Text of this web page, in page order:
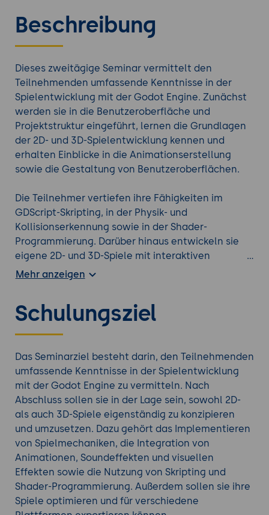
Beschreibung
Dieses zweitägige Seminar vermittelt den
Teilnehmenden umfassende Kenntnisse in der
Spielentwicklung mit der Godot Engine. Zunächst
werden sie in die Benutzeroberfläche und
Projektstruktur eingeführt, lernen die Grundlagen
der 2D- und 3D-Spielentwicklung kennen und
erhalten Einblicke in die Animationserstellung
sowie die Gestaltung von Benutzeroberflächen.
Die Teilnehmer vertiefen ihre Fähigkeiten im
GDScript-Skripting, in der Physik- und
Kollisionserkennung sowie in der Shader-
Programmierung. Darüber hinaus entwickeln sie
eigene 2D- und 3D-Spiele mit interaktiven
Spielmechaniken, Animationen, Soundeffekten
für verschiedene Plattformen.
Spielentwicklung Kursaus unserem
Seminarangebot.
Mehr anzeigen
Schulungsziel
Das Seminarziel besteht darin, den Teilnehmenden
umfassende Kenntnisse in der Spielentwicklung
mit der Godot Engine zu vermitteln. Nach
Abschluss sollen sie in der Lage sein, sowohl 2D-
als auch 3D-Spiele eigenständig zu konzipieren
und umzusetzen. Dazu gehört das Implementieren
von Spielmechaniken, die Integration von
Animationen, Soundeffekten und visuellen
Effekten sowie die Nutzung von Skripting und
Shader-Programmierung. Außerdem sollen sie ihre
Spiele optimieren und für verschiedene